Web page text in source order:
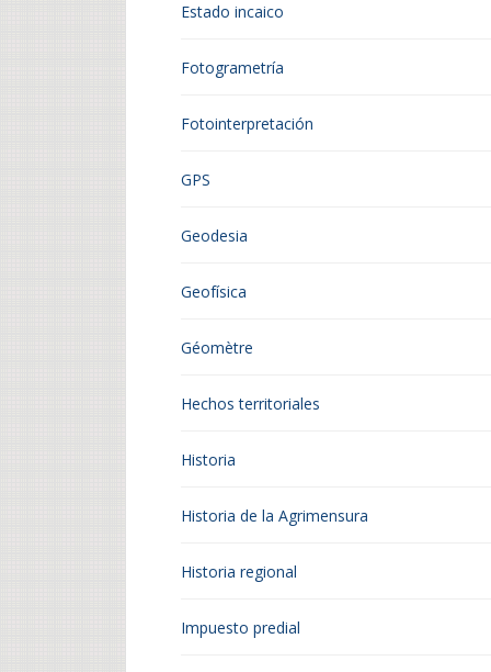
Estado incaico
Fotogrametría
Fotointerpretación
GPS
Geodesia
Geofísica
Géomètre
Hechos territoriales
Historia
Historia de la Agrimensura
Historia regional
Impuesto predial